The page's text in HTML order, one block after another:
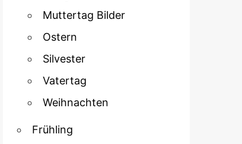
Muttertag Bilder
Ostern
Silvester
Vatertag
Weihnachten
Frühling